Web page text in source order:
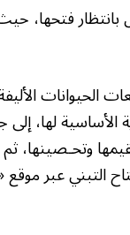
بانتظار فتحها،
الحيوانات
الأساسية لها،
وتحـصينها، ثم
التبني عبر